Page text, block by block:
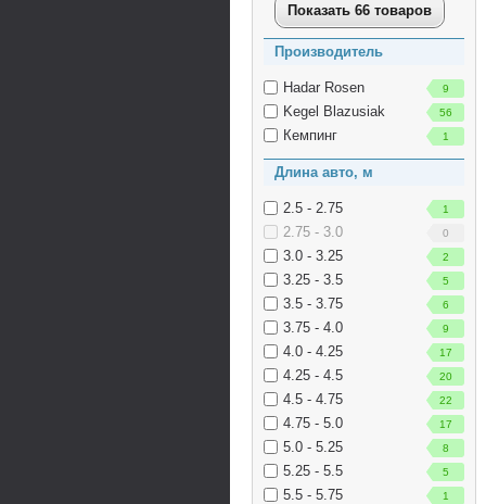
Показать 66 товаров
Производитель
Hadar Rosen 9
Kegel Blazusiak 56
Кемпинг 1
Длина авто, м
2.5 - 2.75 1
2.75 - 3.0 0
3.0 - 3.25 2
3.25 - 3.5 5
3.5 - 3.75 6
3.75 - 4.0 9
4.0 - 4.25 17
4.25 - 4.5 20
4.5 - 4.75 22
4.75 - 5.0 17
5.0 - 5.25 8
5.25 - 5.5 5
5.5 - 5.75 1